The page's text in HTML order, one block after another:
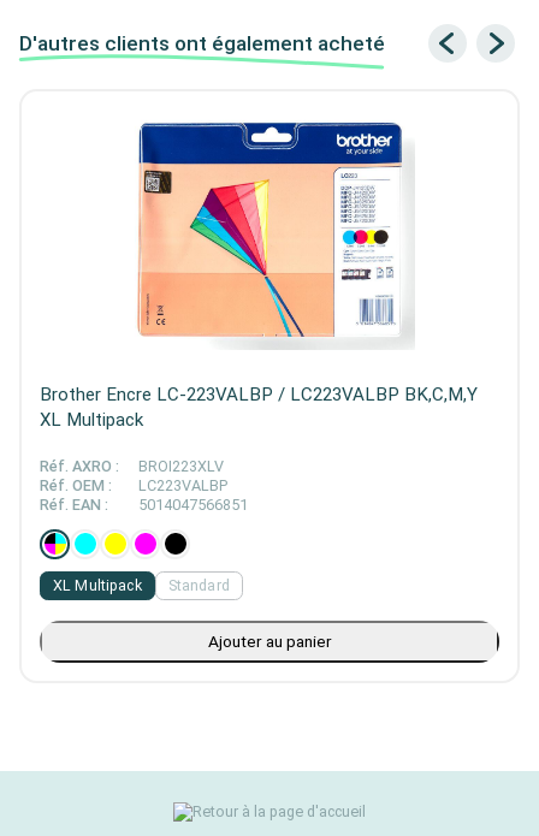
D'autres clients ont également acheté
Brother Encre LC-223VALBP / LC223VALBP BK,C,M,Y
XL Multipack
Réf. AXRO :
BROI223XLV
Réf. OEM :
LC223VALBP
Réf. EAN :
5014047566851
XL Multipack Standard
Ajouter au panier